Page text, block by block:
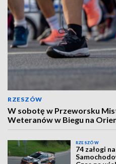
RZESZÓW
W sobotę w Przeworsku
Weteranów w Biegu na
RZESZÓW
74 załogi